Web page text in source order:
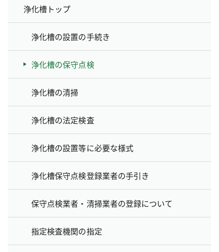
浄化槽トップ
浄化槽の設置の手続き
浄化槽の保守点検
浄化槽の清掃
浄化槽の法定検査
浄化槽の設置等に必要な様式
浄化槽保守点検登録業者の手引き
保守点検業者・清掃業者の登録について
指定検査機関の指定